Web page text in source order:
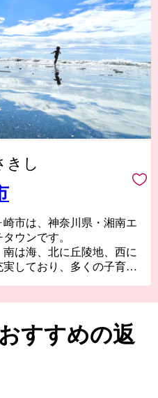
きし
市は、神奈川県・湘南エ
ウンです。
は海、北に丘陵地、西に
しており、多くの子育て
お店が数多くあり、提供さ
れた物ばかり。
はじめとした数々のお祭
すすめの返